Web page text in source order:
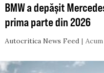
BMW a depășit
prima parte din 2026
Autocritica News Feed